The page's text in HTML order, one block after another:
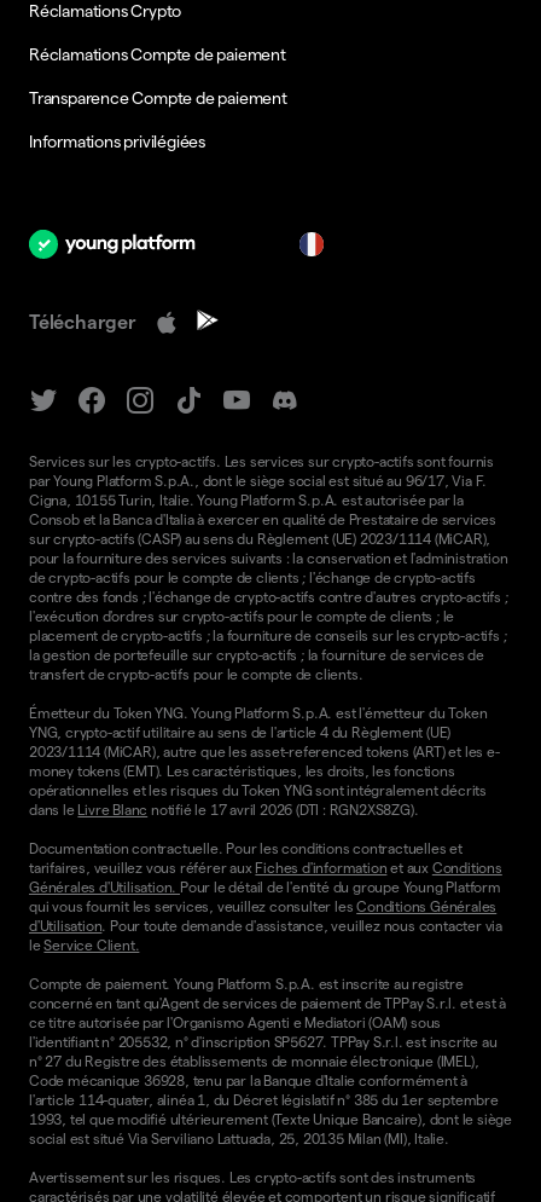
Réclamations Crypto
Réclamations Compte de paiement
Transparence Compte de paiement
Informations privilégiées
Télécharger
Services sur les crypto-actifs. Les services sur crypto-actifs sont fournis
par Young Platform S.p.A., dont le siège social est situé au 96/17, Via F.
Cigna, 10155 Turin, Italie. Young Platform S.p.A. est autorisée par la
Consob et la Banca d'Italia à exercer en qualité de Prestataire de services
sur crypto-actifs (CASP) au sens du Règlement (UE) 2023/1114 (MiCAR),
pour la fourniture des services suivants : la conservation et l'administration
de crypto-actifs pour le compte de clients ; l'échange de crypto-actifs
contre des fonds ; l'échange de crypto-actifs contre d'autres crypto-actifs ;
l'exécution d'ordres sur crypto-actifs pour le compte de clients ; le
placement de crypto-actifs ; la fourniture de conseils sur les crypto-actifs ;
la gestion de portefeuille sur crypto-actifs ; la fourniture de services de
transfert de crypto-actifs pour le compte de clients.
Émetteur du Token YNG. Young Platform S.p.A. est l'émetteur du Token
YNG, crypto-actif utilitaire au sens de l'article 4 du Règlement (UE)
2023/1114 (MiCAR), autre que les asset-referenced tokens (ART) et les e-
money tokens (EMT). Les caractéristiques, les droits, les fonctions
opérationnelles et les risques du Token YNG sont intégralement décrits
dans le Livre Blanc notifié le 17 avril 2026 (DTI : RGN2XS8ZG).
Documentation contractuelle. Pour les conditions contractuelles et
tarifaires, veuillez vous référer aux Fiches d'information et aux Conditions
Générales d'Utilisation. Pour le détail de l'entité du groupe Young Platform
qui vous fournit les services, veuillez consulter lesConditions Générales
d'Utilisation. Pour toute demande d'assistance, veuillez nous contacter via
leService Client.
Compte de paiement. Young Platform S.p.A. est inscrite au registre
concerné en tant qu'Agent de services de paiement de TPPay S.r.l. et est à
ce titre autorisée par l'Organismo Agenti e Mediatori (OAM) sous
l'identifiant n° 205532, n° d'inscription SP5627. TPPay S.r.l. est inscrite au
n° 27 du Registre des établissements de monnaie électronique (IMEL),
Code mécanique 36928, tenu par la Banque d'Italie conformément à
l'article 114-quater, alinéa 1, du Décret législatif n° 385 du 1er septembre
1993, tel que modifié ultérieurement (Texte Unique Bancaire), dont le siège
social est situé Via Serviliano Lattuada, 25, 20135 Milan (MI), Italie.
Avertissement sur les risques. Les crypto-actifs sont des instruments
caractérisés par une volatilité élevée et comportent un risque significatif